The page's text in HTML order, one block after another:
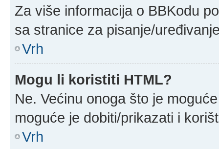
Za više informacija o BBKodu
sa stranice za pisanje/
Vrh
Mogu li koristiti HTML?
Ne. Većinu onoga što je
moguće je dobiti/prikazati i
Vrh